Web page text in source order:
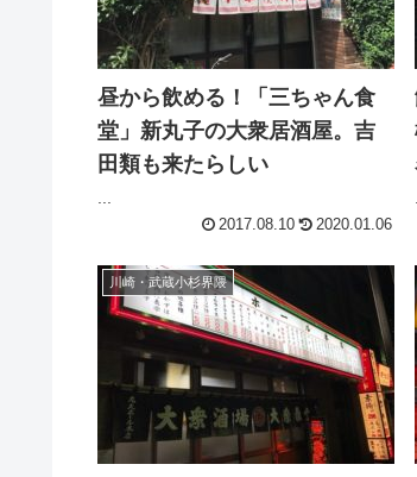
昼から飲める！「三ちゃん食
堂」新丸子の大衆居酒屋。吉
田類も来たらしい
2017.08.10 2020.01.06
川崎・武蔵小杉界隈